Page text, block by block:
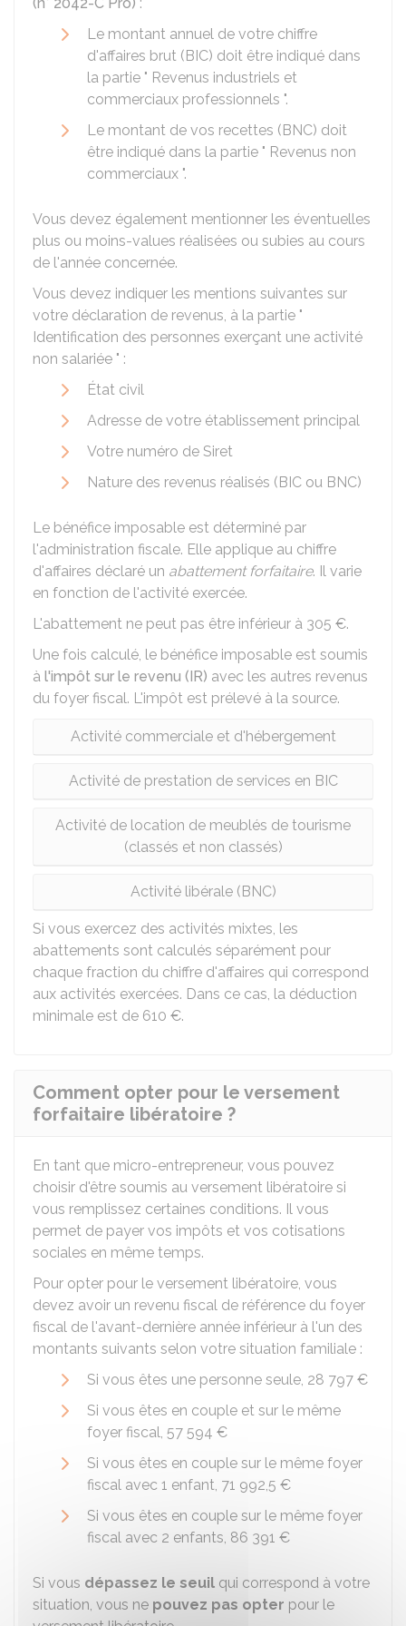
Le montant annuel de votre chiffre
d'affaires brut (BIC) doit être indiqué dans
la partie " Revenus industriels et
commerciaux professionnels ".
Le montant de vos recettes (BNC) doit
être indiqué dans la partie " Revenus non
commerciaux ".
Vous devez également mentionner les éventuelles
plus ou moins-values réalisées ou subies au cours
de l'année concernée.
Vous devez indiquer les mentions suivantes sur
votre déclaration de revenus, à la partie "
Identification des personnes exerçant une activité
non salariée " :
État civil
Adresse de votre établissement principal
Votre numéro de Siret
Nature des revenus réalisés (BIC ou BNC)
Le bénéfice imposable est déterminé par
l'administration fiscale. Elle applique au chiffre
d'affaires déclaré un abattement forfaitaire. Il varie
en fonction de l'activité exercée.
L'abattement ne peut pas être inférieur à 305 €.
Une fois calculé, le bénéfice imposable est soumis
à l'impôt sur le revenu (IR) avec les autres revenus
du foyer fiscal. L'impôt est prélevé à la source.
Activité commerciale et d'hébergement
Activité de prestation de services en BIC
Activité de location de meublés de tourisme
(classés et non classés)
Activité libérale (BNC)
Si vous exercez des activités mixtes, les
abattements sont calculés séparément pour
chaque fraction du chiffre d'affaires qui correspond
aux activités exercées. Dans ce cas, la déduction
minimale est de 610 €.
Comment opter pour le versement
forfaitaire libératoire ?
En tant que micro-entrepreneur, vous pouvez
choisir d'être soumis au versement libératoire si
vous remplissez certaines conditions. Il vous
permet de payer vos impôts et vos cotisations
sociales en même temps.
Pour opter pour le versement libératoire, vous
devez avoir un revenu fiscal de référence du foyer
fiscal de l'avant-dernière année inférieur à l'un des
montants suivants selon votre situation familiale :
Si vous êtes une personne seule, 28 797 €
Si vous êtes en couple et sur le même
foyer fiscal, 57 594 €
Si vous êtes en couple sur le même foyer
fiscal avec 1 enfant, 71 992,5 €
Si vous êtes en couple sur le même foyer
fiscal avec 2 enfants, 86 391 €
Si vous dépassez le seuil qui correspond à votre
situation, vous ne pouvez pas opter pour le